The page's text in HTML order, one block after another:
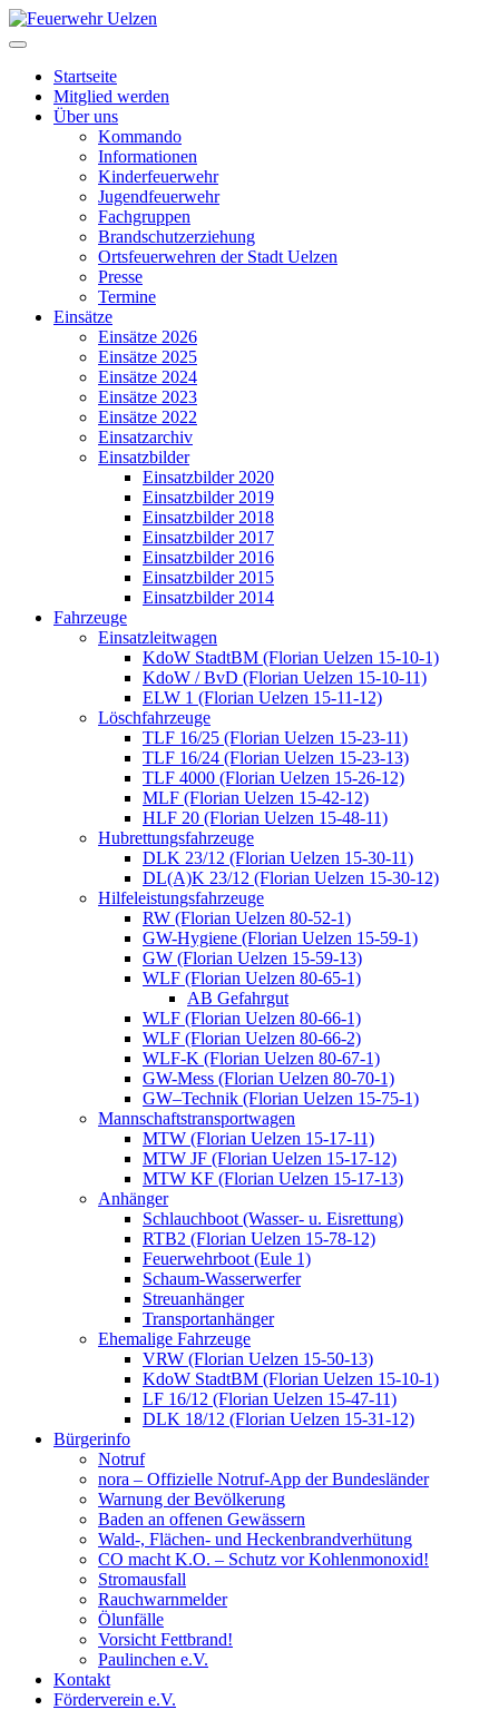
Startseite
Mitglied werden
Über uns
Kommando
Informationen
Kinderfeuerwehr
Jugendfeuerwehr
Fachgruppen
Brandschutzerziehung
Ortsfeuerwehren der Stadt Uelzen
Presse
Termine
Einsätze
Einsätze 2026
Einsätze 2025
Einsätze 2024
Einsätze 2023
Einsätze 2022
Einsatzarchiv
Einsatzbilder
Einsatzbilder 2020
Einsatzbilder 2019
Einsatzbilder 2018
Einsatzbilder 2017
Einsatzbilder 2016
Einsatzbilder 2015
Einsatzbilder 2014
Fahrzeuge
Einsatzleitwagen
KdoW StadtBM (Florian Uelzen 15-10-1)
KdoW / BvD (Florian Uelzen 15-10-11)
ELW 1 (Florian Uelzen 15-11-12)
Löschfahrzeuge
TLF 16/25 (Florian Uelzen 15-23-11)
TLF 16/24 (Florian Uelzen 15-23-13)
TLF 4000 (Florian Uelzen 15-26-12)
MLF (Florian Uelzen 15-42-12)
HLF 20 (Florian Uelzen 15-48-11)
Hubrettungsfahrzeuge
DLK 23/12 (Florian Uelzen 15-30-11)
DL(A)K 23/12 (Florian Uelzen 15-30-12)
Hilfeleistungsfahrzeuge
RW (Florian Uelzen 80-52-1)
GW-Hygiene (Florian Uelzen 15-59-1)
GW (Florian Uelzen 15-59-13)
WLF (Florian Uelzen 80-65-1)
AB Gefahrgut
WLF (Florian Uelzen 80-66-1)
WLF (Florian Uelzen 80-66-2)
WLF-K (Florian Uelzen 80-67-1)
GW-Mess (Florian Uelzen 80-70-1)
GW–Technik (Florian Uelzen 15-75-1)
Mannschaftstransportwagen
MTW (Florian Uelzen 15-17-11)
MTW JF (Florian Uelzen 15-17-12)
MTW KF (Florian Uelzen 15-17-13)
Anhänger
Schlauchboot (Wasser- u. Eisrettung)
RTB2 (Florian Uelzen 15-78-12)
Feuerwehrboot (Eule 1)
Schaum-Wasserwerfer
Streuanhänger
Transportanhänger
Ehemalige Fahrzeuge
VRW (Florian Uelzen 15-50-13)
KdoW StadtBM (Florian Uelzen 15-10-1)
LF 16/12 (Florian Uelzen 15-47-11)
DLK 18/12 (Florian Uelzen 15-31-12)
Bürgerinfo
Notruf
nora – Offizielle Notruf-App der Bundesländer
Warnung der Bevölkerung
Baden an offenen Gewässern
Wald-, Flächen- und Heckenbrandverhütung
CO macht K.O. – Schutz vor Kohlenmonoxid!
Stromausfall
Rauchwarnmelder
Ölunfälle
Vorsicht Fettbrand!
Paulinchen e.V.
Kontakt
Förderverein e.V.